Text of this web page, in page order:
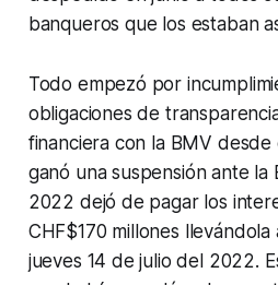
banqueros que los estaban
Todo empezó por
obligaciones de
financiera con la BMV desde
ganó una suspensión ante
2022 dejó de pagar los
CHF$170 millones llevándola
jueves 14 de julio del 2022.